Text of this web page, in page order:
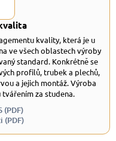
kvality, která je u
ve všech oblastech výroby
standard. Konkrétně se
profilů, trubek a plechů,
a jejich montáž. Výroba
za studena.
(PDF)
(PDF)